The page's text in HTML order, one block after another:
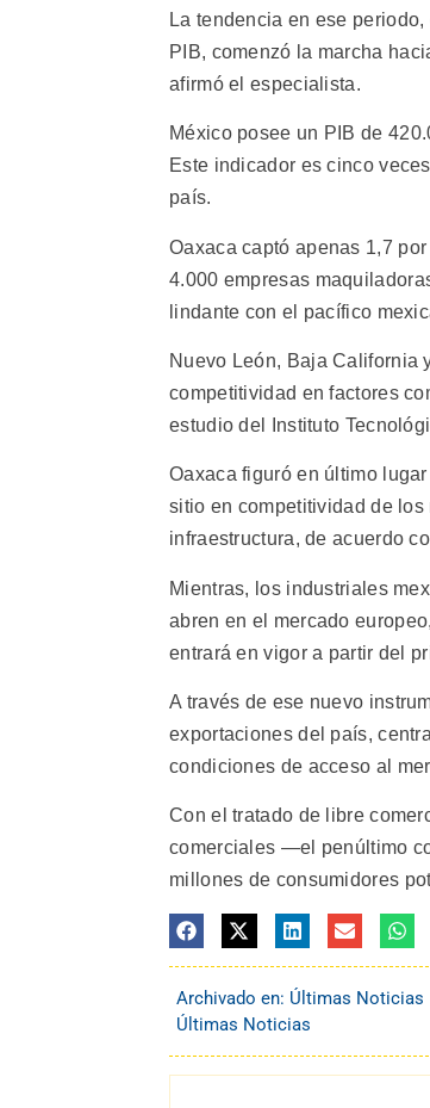
La tendencia en ese
PIB, comenzó la marcha
afirmó el especialista.
México posee un PIB de
Este indicador es cinco
país.
Oaxaca captó apenas 1,7
4.000 empresas
lindante con el pacífico
Nuevo León, Baja California
competitividad en factores
estudio del Instituto
Oaxaca figuró en último
sitio en competitividad de
infraestructura, de acuerdo
Mientras, los industriales
abren en el mercado
entrará en vigor a partir del
A través de ese nuevo
exportaciones del país,
condiciones de acceso al
Con el tratado de libre
comerciales —el penúltimo
millones de consumidores
Archivado en: Últimas Noticias
Últimas Noticias